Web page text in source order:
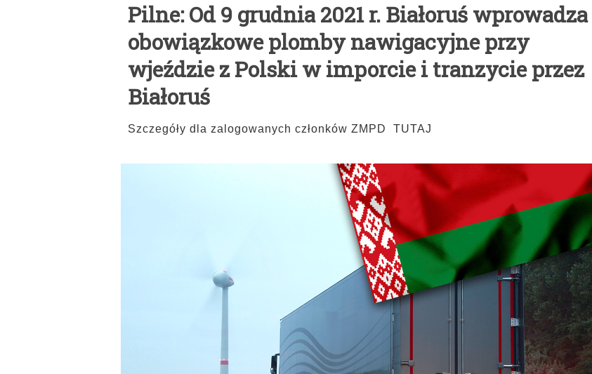
Pilne: Od 9 grudnia 2021 r. Białoruś wprowadza
obowiązkowe plomby nawigacyjne przy
wjeździe z Polski w imporcie i tranzycie przez
Białoruś
Szczegóły dla zalogowanych członków ZMPD TUTAJ